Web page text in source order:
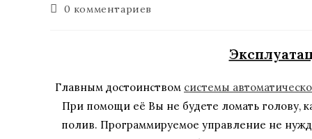
0 комментариев
Главным достоинством системы
При помощи её Вы не будете ломать голову,
полив. Программируемое управление не